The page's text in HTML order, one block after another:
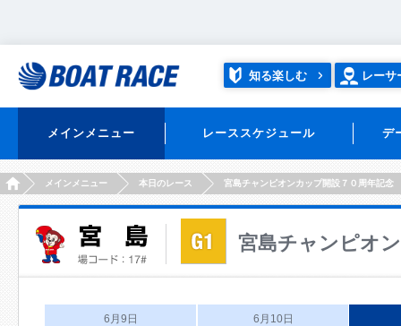
知る楽しむ レーサ
メインメニュー レーススケジュール デ
HOMEメインメニュー 本日のレース 宮島チャンピオンカップ開設７０周年記念
宮島チャンピオ
6月9日 6月10日